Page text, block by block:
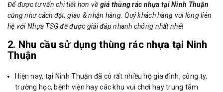
Để được tư vấn chi tiết hơn về giá thùng rác nhựa tại Ninh Thuận
cũng như cách đặt, giao & nhận hàng. Quý khách hàng vui lòng liên
hệ với Nhựa TSG để được giải đáp nhanh chóng nhất nhé!
2. Nhu cầu sử dụng thùng rác nhựa tại Ninh
Thuận
Hiện nay, tại Ninh Thuận đã có rất nhiều hộ gia đình, công ty,
trường học, bệnh viện hay các khu vui chơi hay trung tâm